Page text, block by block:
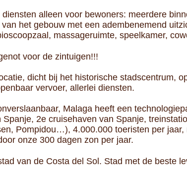
alleen voor bewoners: meerdere
het gebouw met een adembenemend
massageruimte, speelkamer,
voor de zintuigen!!!
dicht bij het historische stadscentrum,
vervoer, allerlei diensten.
Malaga heeft een
Spanje, 2e cruisehaven van Spanje,
Pompidou…), 4.000.000 toeristen per
onze 300 dagen zon per jaar.
van de Costa del Sol. Stad met de beste